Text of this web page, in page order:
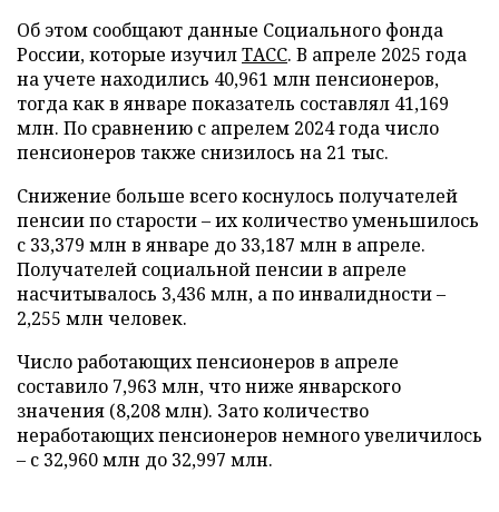
Об этом сообщают данные Социального фонда
России, которые изучилТАСС. В апреле 2025 года
на учете находились 40,961 млн пенсионеров,
тогда как в январе показатель составлял 41,169
млн. По сравнению с апрелем 2024 года число
пенсионеров также снизилось на 21 тыс.
Снижение больше всего коснулось получателей
пенсии по старости – их количество уменьшилось
с 33,379 млн в январе до 33,187 млн в апреле.
Получателей социальной пенсии в апреле
насчитывалось 3,436 млн, а по инвалидности –
2,255 млн человек.
Число работающих пенсионеров в апреле
составило 7,963 млн, что ниже январского
значения (8,208 млн). Зато количество
неработающих пенсионеров немного увеличилось
– с 32,960 млн до 32,997 млн.